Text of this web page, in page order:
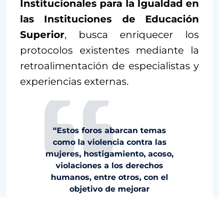
Institucionales para la Igualdad en
las Instituciones de Educación
Superior, busca enriquecer los
protocolos existentes mediante la
retroalimentación de especialistas y
experiencias externas.
“Estos foros abarcan temas
como la violencia contra las
mujeres, hostigamiento, acoso,
violaciones a los derechos
humanos, entre otros, con el
objetivo de mejorar